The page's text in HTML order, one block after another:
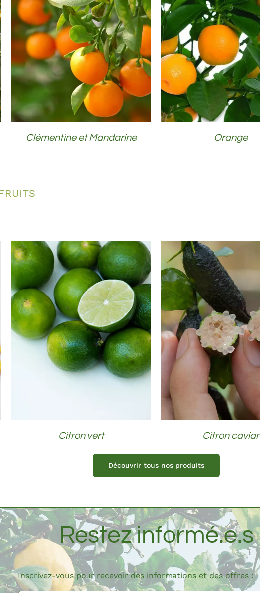
DÉTAILS
Clémentine et Mandarine
DÉTAILS
Orange
DÉTAILS
Citron vert
DÉTAILS
Citron caviar
Découvrir tous nos produits
Restez informé.e.s
Inscrivez-vous pour recevoir des informations et des offres :